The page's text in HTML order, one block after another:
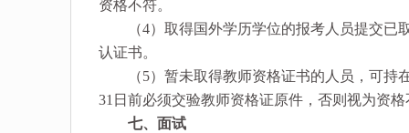
资格不符。
（4）取得国外学历学位的报考人员提交已
认证书。
（5）暂未取得教师资格证书的人员，可持在
31日前必须交验教师资格证原件，否则视为资格
七、面试